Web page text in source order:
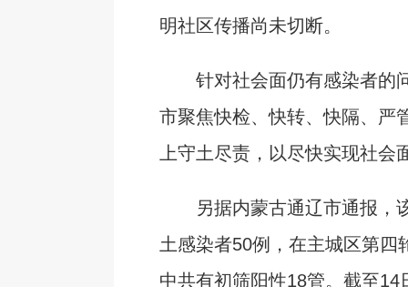
明社区传播尚未切断。
针对社会面仍有感染者的
市聚焦快检、快转、快隔、严
上守土尽责，以尽快实现社会
另据内蒙古通辽市通报，
土感染者50例，在主城区第四
中共有初筛阳性18管。截至14